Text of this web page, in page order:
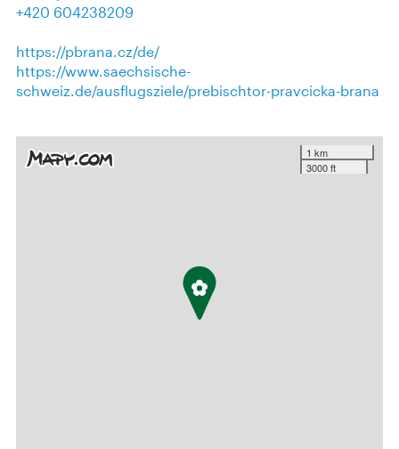
+420 604238209
https://pbrana.cz/de/
https://www.saechsische-
schweiz.de/ausflugsziele/prebischtor-pravcicka-brana
1 km
3000 ft